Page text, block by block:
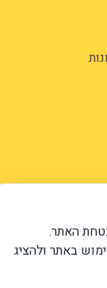
האתר.
באתר ולהציג